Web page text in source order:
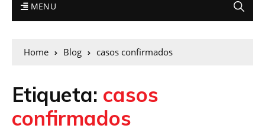
MENU
Home Blog casos confirmados
Etiqueta: casos
confirmados